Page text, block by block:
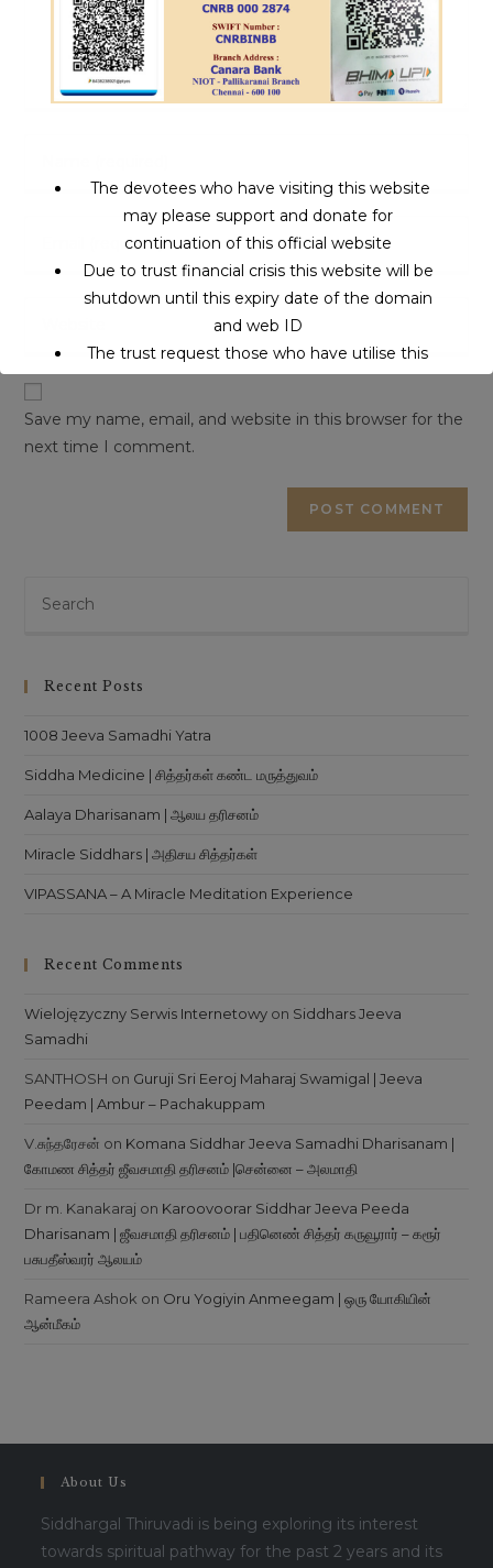
Save my name, email, and website in this browser for the
next time I comment.
Recent Posts
1008 Jeeva Samadhi Yatra
Siddha Medicine | சித்தர்கள் கண்ட மருத்துவம்
Aalaya Dharisanam | ஆலய தரிசனம்
Miracle Siddhars | அதிசய சித்தர்கள்
VIPASSANA – A Miracle Meditation Experience
Recent Comments
Wielojęzyczny Serwis Internetowy on Siddhars Jeeva
Samadhi
SANTHOSH on Guruji Sri Eeroj Maharaj Swamigal | Jeeva
Peedam | Ambur – Pachakuppam
V.சுந்தரேசன் on Komana Siddhar Jeeva Samadhi Dharisanam |
கோமண சித்தர் ஜீவசமாதி தரிசனம் |சென்னை – அலமாதி
Dr m. Kanakaraj on Karoovoorar Siddhar Jeeva Peeda
Dharisanam | ஜீவசமாதி தரிசனம் | பதினெண் சித்தர் கருவூரார் – கரூர்
பசுபதீஸ்வரர் ஆலயம்
Rameera Ashok on Oru Yogiyin Anmeegam | ஒரு யோகியின்
ஆன்மீகம்
About Us
Siddhargal Thiruvadi is being exploring its interest
towards spiritual pathway for the past 2 years and its
The devotees who have visiting this website
may please support and donate for
continuation of this official website
Due to trust financial crisis this website will be
shutdown until this expiry date of the domain
and web ID
The trust request those who have utilise this
service may support to continue this service.
This will close in